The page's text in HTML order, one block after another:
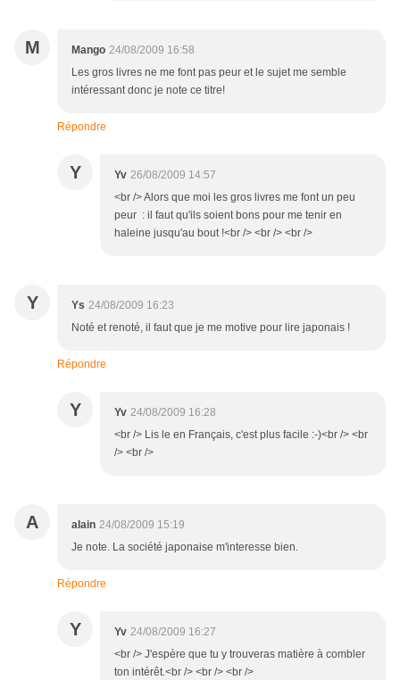
M Mango 24/08/2009 16:58
Les gros livres ne me font pas peur et le sujet me semble
intéressant donc je note ce titre!
Répondre
Y Yv 26/08/2009 14:57
<br /> Alors que moi les gros livres me font un peu
peur : il faut qu'ils soient bons pour me tenir en
haleine jusqu'au bout !<br /> <br /> <br />
Y Ys 24/08/2009 16:23
Noté et renoté, il faut que je me motive pour lire japonais !
Répondre
Y Yv 24/08/2009 16:28
<br /> Lis le en Français, c'est plus facile :-)<br /> <br
/> <br />
A alain 24/08/2009 15:19
Je note. La société japonaise m'interesse bien.
Répondre
Y Yv 24/08/2009 16:27
<br /> J'espère que tu y trouveras matière à combler
ton intérêt.<br /> <br /> <br />